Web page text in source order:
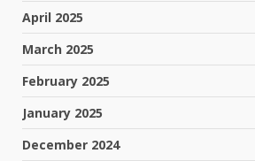
April 2025
March 2025
February 2025
January 2025
December 2024